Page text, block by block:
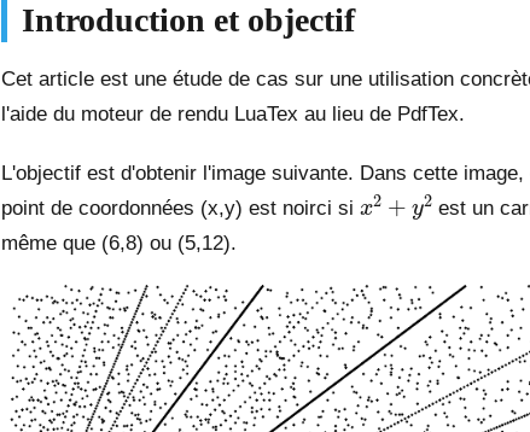
Introduction et objectif
Cet article est une étude de cas sur une utilisation
l'aide du moteur de rendu LuaTex au lieu de PdfTex.
L'objectif est d'obtenir l'image suivante. Dans cette
point de coordonnées (x,y) est noirci si
2 + 2
est un
même que (6,8) ou (5,12).